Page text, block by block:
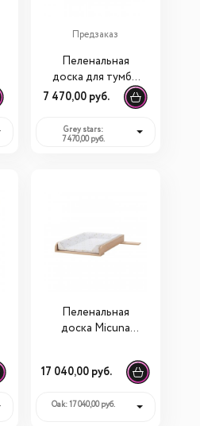
Предзаказ
Пеленальная
доска для тумбы
Micuna PL-1349
7 470,00 руб.
Grey stars:
7 470,00 руб.
Пеленальная
доска Micuna
17 040,00 руб.
Oak: 17 040,00 руб.